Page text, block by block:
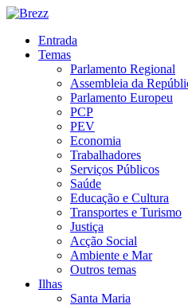
Entrada
Temas
Parlamento Regional
Assembleia da
Parlamento Europeu
PCP
PEV
Economia
Trabalhadores
Serviços Públicos
Saúde
Educação e Cultura
Transportes e Turismo
Justiça
Acção Social
Ambiente e Mar
Outros temas
Ilhas
Santa Maria